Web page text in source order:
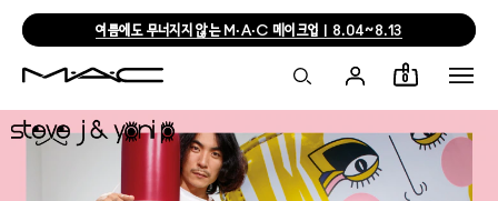
여름에도 무너지지 않는 M·A·C 메이크업 | 8.04~8.13
0